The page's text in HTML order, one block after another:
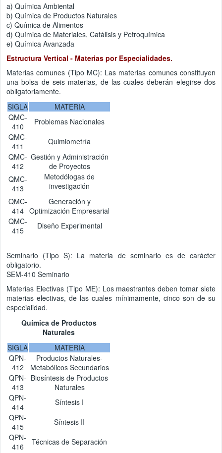
a) Química Ambiental
b) Química de Productos Naturales
c) Química de Alimentos
d) Química de Materiales, Catálisis y Petroquímica
e) Química Avanzada
Estructura Vertical - Materias por Especialidades.
Materias comunes (Tipo MC): Las materias comunes constituyen
una bolsa de seis materias, de las cuales deberán elegirse dos
obligatoriamente.
SIGLA
MATERIA
QMC-
410
Problemas Nacionales
QMC-
411
Quimiometría
QMC-
412
Gestión y Administración
de Proyectos
QMC-
413
Metodólogas de
investigación
QMC-
414
Generación y
Optimización Empresarial
QMC-
415
Diseño Experimental
Seminario (Tipo S): La materia de seminario es de carácter
obligatorio.
SEM-410 Seminario
Materias Electivas (Tipo ME): Los maestrantes deben tomar siete
materias electivas, de las cuales mínimamente, cinco son de su
especialidad.
Química de Productos
Naturales
SIGLA
MATERIA
QPN-
412
Productos Naturales-
Metabólicos Secundarios
QPN-
413
Biosíntesis de Productos
Naturales
QPN-
414
Síntesis I
QPN-
415
Síntesis II
QPN-
416
Técnicas de Separación